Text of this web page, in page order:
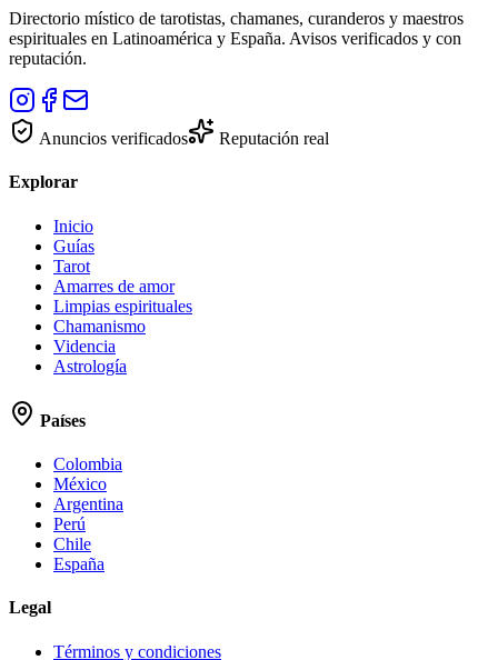
Directorio místico de tarotistas, chamanes, curanderos y maestros
espirituales en Latinoamérica y España. Avisos verificados y con
reputación.
Anuncios verificados Reputación real
Explorar
Inicio
Guías
Tarot
Amarres de amor
Limpias espirituales
Chamanismo
Videncia
Astrología
Países
Colombia
México
Argentina
Perú
Chile
España
Legal
Términos y condiciones